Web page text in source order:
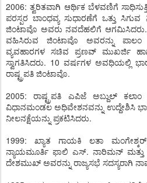
2006: ತ್ವರಿತವಾಗಿ ಆರ್ಥಿಕ ಬೆಳವಣಿಗೆ
ಪರಸ್ಪರ ಬಾಂಧವ್ಯ ಸುಧಾರಣೆಗೆ ಒತ್ತು ಸಿಗುವ
ಜಿಂಟಾವೊ ಅವರು ನವದೆಹಲಿಗೆ ಆಗಮಿಸಿದರು.
ವಹಿಸಿರುವ ಜಿಂಟಾವೊ ಅವರನ್ನು ಪಾಲಂ
ವ್ಯವಹಾರಗಳ ಸಚಿವ ಪ್ರಣವ್ ಮುಖರ್ಜಿ
ಸ್ವಾಗತಿಸಿದರು. 10 ವರ್ಷಗಳ ಅವಧಿಯಲ್ಲಿ
ರಾಷ್ಟ್ರಪತಿ ಜಿಂಟಾವೊ.
2005: ರಾಷ್ಟ್ರಪತಿ ಎಪಿಜೆ ಅಬ್ದುಲ್
ವಿಧಾನಮಂಡಲ ಅಧಿವೇಶನವನ್ನು ಉದ್ದೇಶಿಸಿ
ನೀಲನಕ್ಷೆಯನ್ನು ಪ್ರಕಟಿಸಿದರು.
1999: ಖ್ಯಾತ ಗಾಯಕಿ ಲತಾ
ನ್ಯಾಯಮೂರ್ತಿ ಫಾಲಿ ಎಸ್. ನಾರಿಮನ್
ದೇಶಮುಖ್ ಅವರನ್ನು ರಾಜ್ಯಸಭೆ ಸದಸ್ಯರಾಗಿ